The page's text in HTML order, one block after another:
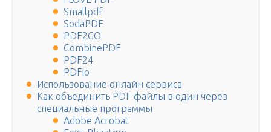
Smallpdf
SodaPDF
PDF2GO
CombinePDF
PDF24
PDFio
Использование онлайн сервиса
Как объединить PDF файлы в один через
специальные программы
Adobe Acrobat